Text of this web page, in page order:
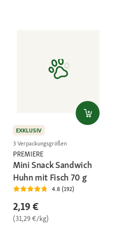
EXKLUSIV
3 Verpackungsgrößen
PREMIERE
Mini Snack Sandwich
Huhn mit Fisch 70 g
4.8 (192)
2,19 €
(31,29 €/kg)